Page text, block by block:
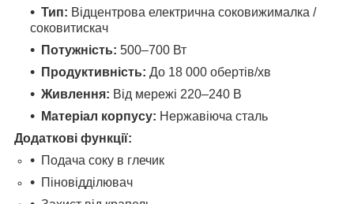
Тип: Відцентрова електрична соковижималка /
соковитискач
Потужність: 500–700 Вт
Продуктивність: До 18 000 обертів/хв
Живлення: Від мережі 220–240 В
Матеріал корпусу: Нержавіюча сталь
Додаткові функції:
Подача соку в глечик
Піновідділювач